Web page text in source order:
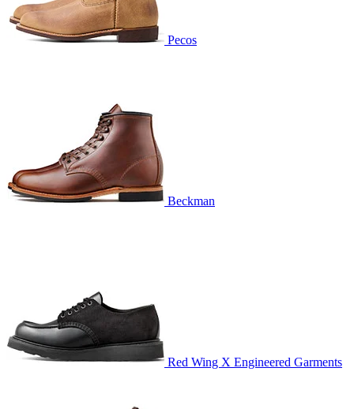
Pecos
Beckman
Red Wing X Engineered Garments